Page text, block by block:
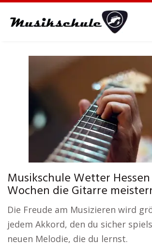
Musikschule Wetter
Wochen die Gitarre
Die Freude am Musizieren wird
jedem Akkord, den du sicher
neuen Melodie, die du lernst.